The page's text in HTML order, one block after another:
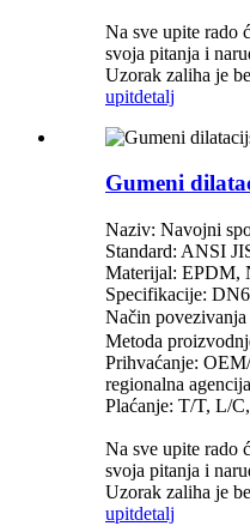
Na sve upite rado
svoja pitanja i
Uzorak zaliha je
upitdetalj
Gumeni
Naziv: Navojni
Standard: ANSI
Materijal: EPDM,
Specifikacije:
Način
Metoda
Prihvaćanje:
regionalna
Plaćanje: T/T, L/
Na sve upite rado
svoja pitanja i
Uzorak zaliha je
upitdetalj